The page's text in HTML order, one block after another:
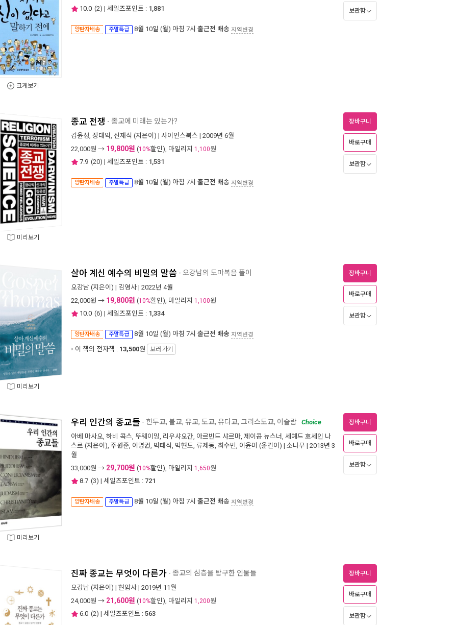
크게보기
10.0 (2) | 세일즈포인트 : 1,881
양탄자배송 주말특급 8월 10일 (월) 아침 7시 출근전 배송 지역변경
보관함
미리보기
종교 전쟁 - 종교에 미래는 있는가?
김윤성, 장대익, 신재식 (지은이) | 사이언스북스 | 2009년 6월
22,000원 → 19,800원 (10%할인), 마일리지 1,100원
7.9 (20) | 세일즈포인트 : 1,531
양탄자배송 주말특급 8월 10일 (월) 아침 7시 출근전 배송 지역변경
장바구니
바로구매
보관함
미리보기
살아 계신 예수의 비밀의 말씀 - 오강남의 도마복음 풀이
오강남 (지은이) | 김영사 | 2022년 4월
22,000원 → 19,800원 (10%할인), 마일리지 1,100원
10.0 (6) | 세일즈포인트 : 1,334
양탄자배송 주말특급 8월 10일 (월) 아침 7시 출근전 배송 지역변경
이 책의 전자책 : 13,500원 보러 가기
장바구니
바로구매
보관함
미리보기
우리 인간의 종교들 - 힌두교, 불교, 유교, 도교, 유다교, 그리스도교, 이슬람
Choice
아베 마사오, 하비 콕스, 뚜웨이밍, 리우샤오간, 아르빈드 샤르마, 제이콥 뉴스너 , 세예드 호세인 나
스르 (지은이), 주원준, 이명권, 박태식, 박현도, 류제동, 최수빈, 이윤미 (옮긴이) | 소나무 | 2013년 3
월
33,000원 → 29,700원 (10%할인), 마일리지 1,650원
8.7 (3) | 세일즈포인트 : 721
양탄자배송 주말특급 8월 10일 (월) 아침 7시 출근전 배송 지역변경
장바구니
바로구매
보관함
진짜 종교는 무엇이 다른가 - 종교의 심층을 탐구한 인물들
오강남 (지은이) | 현암사 | 2019년 11월
24,000원 → 21,600원 (10%할인), 마일리지 1,200원
6.0 (2) | 세일즈포인트 : 563
장바구니
바로구매
보관함